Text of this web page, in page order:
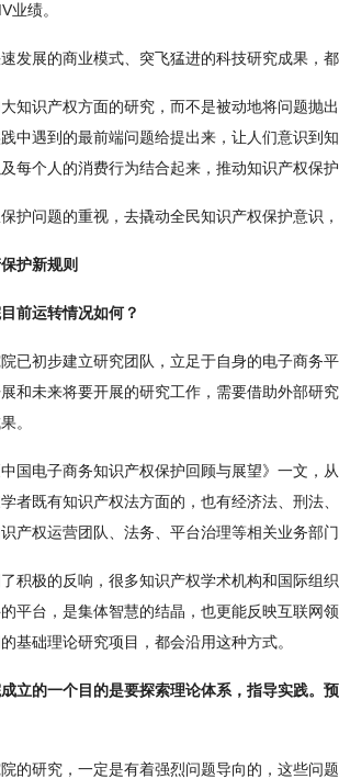
业绩。
发展的商业模式、突飞猛进的科技研究成果，
知识产权方面的研究，而不是被动地将问题抛
中遇到的最前端问题给提出来，让人们意识到
每个人的消费行为结合起来，推动知识产权保
护问题的重视，去撬动全民知识产权保护意识
护新规则
前运转情况如何？
院已初步建立研究团队，立足于自身的电子商
和未来将要开展的研究工作，需要借助外部研
。
国电子商务知识产权保护回顾与展望》一文，
者既有知识产权法方面的，也有经济法、刑法
产权运营团队、法务、平台治理等相关业务部
积极的反响，很多知识产权学术机构和国际组
平台，是集体智慧的结晶，也更能反映互联网
基础理论研究项目，都会沿用这种方式。
立的一个目的是要探索理论体系，指导实践。
院的研究，一定是有着强烈问题导向的，这些